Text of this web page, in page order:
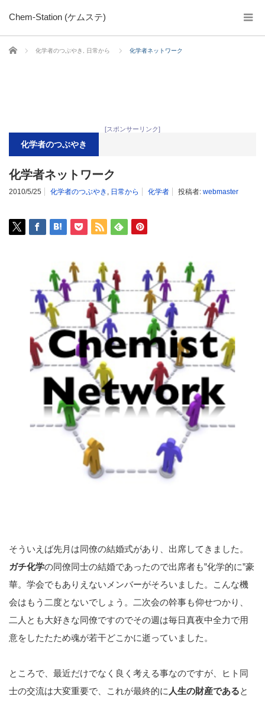
Chem-Station (ケムステ)
ホーム 化学者のつぶやき 日常から 化学者ネットワーク
[スポンサーリンク]
化学者のつぶやき
化学者ネットワーク
2010/5/25 化学者のつぶやき , 日常から 化学者 投稿者: webmaster
そういえば先月は同僚の結婚式があり、出席してきました。
ガチ化学の同僚同士の結婚であったので出席者も”化学的に”豪
華。学会でもありえないメンバーがそろいました。こんな機
会はもう二度とないでしょう。二次会の幹事も仰せつかり、
二人とも大好きな同僚ですのでその週は毎日真夜中全力で用
意をしたたため魂が若干どこかに逝っていました。
ところで、最近だけでなく良く考える事なのですが、ヒト同
士の交流は大変重要で、これが最終的に 人生の財産であると